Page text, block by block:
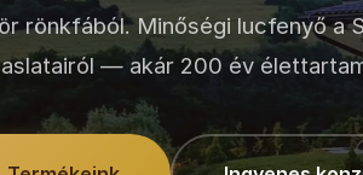
rönkfából. Minőségi lucfenyő a
— akár 200 év